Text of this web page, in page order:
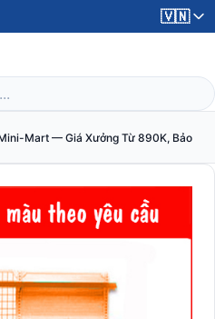
🇻🇳
Mart — Giá Xưởng Từ 890K, Bảo